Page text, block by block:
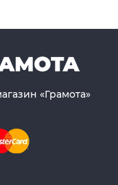
«Грамота»